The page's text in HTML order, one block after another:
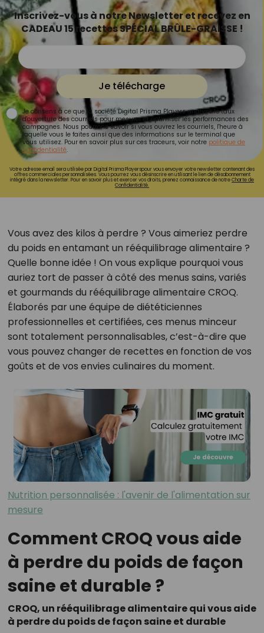
Inscrivez-vous à notre Newsletter et recevez en
CADEAU 15 recettes SPÉCIAL BRÛLE-GRAISSE !
Je télécharge
Je consens à ce que la société Digital Prisma Players analyse le taux
d'ouverture des courriels pour mesurer et optimiser les performances des
campagnes. Nous pourrons savoir si vous ouvrez les courriels, l'heure à
laquelle vous le faites ainsi que des informations sur le terminal que
vous utilisez. Pour en savoir plus sur ces traceurs, voir notre politique de
confidentialité.
Votre adresse email sera utilisée par Digital Prisma Playerspour vous envoyer votre newsletter contenant des
offres commerciales personnalisées. Vous pourrez vous désinscrire en utilisant le lien de désabonnement
intégré dans la newsletter. Pour en savoir plus et exercer vos droits, prenez connaissance de notreCharte de
Confidentialité.
Vous avez des kilos à perdre ? Vous aimeriez perdre
du poids en entamant un rééquilibrage alimentaire ?
Quelle bonne idée ! On vous explique pourquoi vous
auriez tort de passer à côté des menus sains, variés
et gourmands du rééquilibrage alimentaire CROQ.
Élaborés par une équipe de diététiciennes
professionnelles et certifiées, ces menus minceur
sont totalement personnalisables, c’est-à-dire que
vous pouvez changer de recettes en fonction de vos
goûts et de vos envies culinaires du moment.
Nutrition personnalisée : l'avenir de l'alimentation sur
mesure
Comment CROQ vous aide
à perdre du poids de façon
saine et durable ?
CROQ, un rééquilibrage alimentaire qui vous aide
à perdre du poids de façon saine et durable